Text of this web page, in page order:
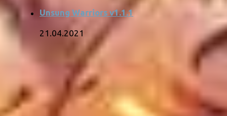
Unsung Warriors v1.1.1
21.04.2021